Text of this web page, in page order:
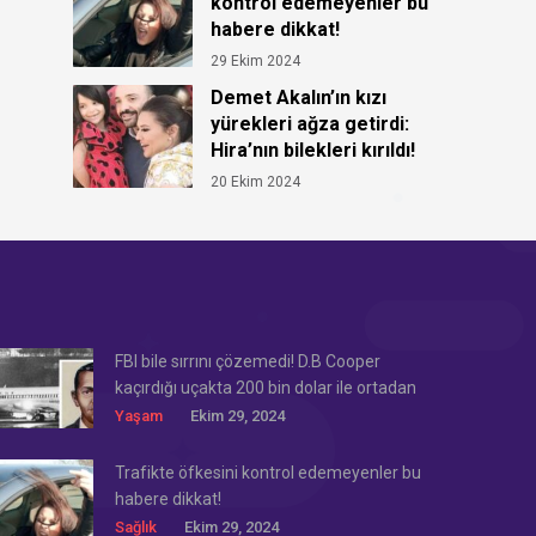
habere dikkat!
29 Ekim 2024
Demet Akalın’ın kızı
yürekleri ağza getirdi:
Hira’nın bilekleri kırıldı!
20 Ekim 2024
FBI bile sırrını çözemedi! D.B Cooper
kaçırdığı uçakta 200 bin dolar ile ortadan
kayboldu!
Yaşam Ekim 29, 2024
Trafikte öfkesini kontrol edemeyenler bu
habere dikkat!
Sağlık Ekim 29, 2024